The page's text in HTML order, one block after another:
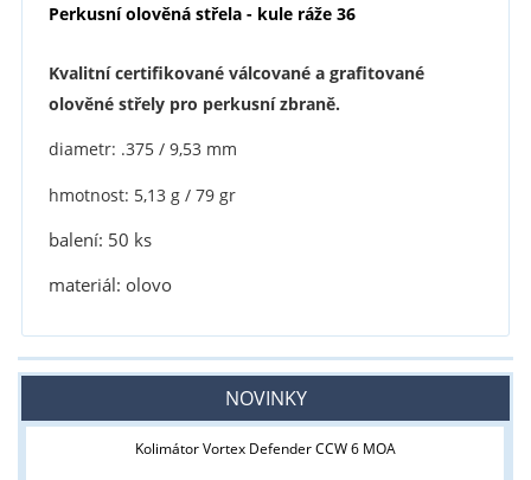
Perkusní olověná střela - kule ráže 36
Kvalitní certifikované válcované a grafitované
olověné střely pro perkusní zbraně.
diametr: .375 / 9,53 mm
hmotnost: 5,13 g / 79 gr
balení: 50 ks
materiál: olovo
NOVINKY
Kolimátor Vortex Defender CCW 6 MOA